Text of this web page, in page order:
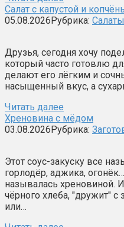
Салат с капустой и
05.08.2026Рубрика:
Друзья, сегодня хочу
который часто готовлю
делают его лёгким и
насыщенный вкус, а
Читать далее
Хреновина с мёдом
03.08.2026Рубрика:
Этот соус-закуску все
горлодёр, аджика,
называлась хреновиной.
чёрного хлеба, "дружит"
или…